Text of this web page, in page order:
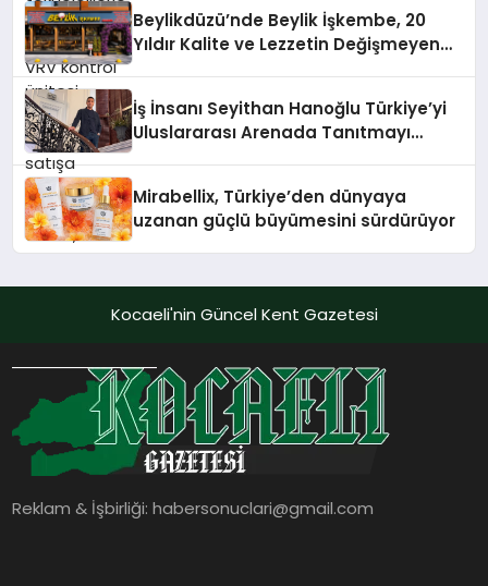
Hayata Geçirecek
Beylikdüzü’nde Beylik İşkembe, 20
Yıldır Kalite ve Lezzetin Değişmeyen
İş İnsanı Seyithan Hanoğlu Türkiye’yi
Uluslararası Arenada Tanıtmayı
Mirabellix, Türkiye’den dünyaya
uzanan güçlü büyümesini sürdürüyor
Kocaeli'nin Güncel Kent Gazetesi
Reklam & İşbirliği:habersonuclari@gmail.com